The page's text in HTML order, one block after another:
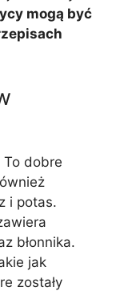
mogą być
dobre
i potas.
błonnika.
jak
zostały